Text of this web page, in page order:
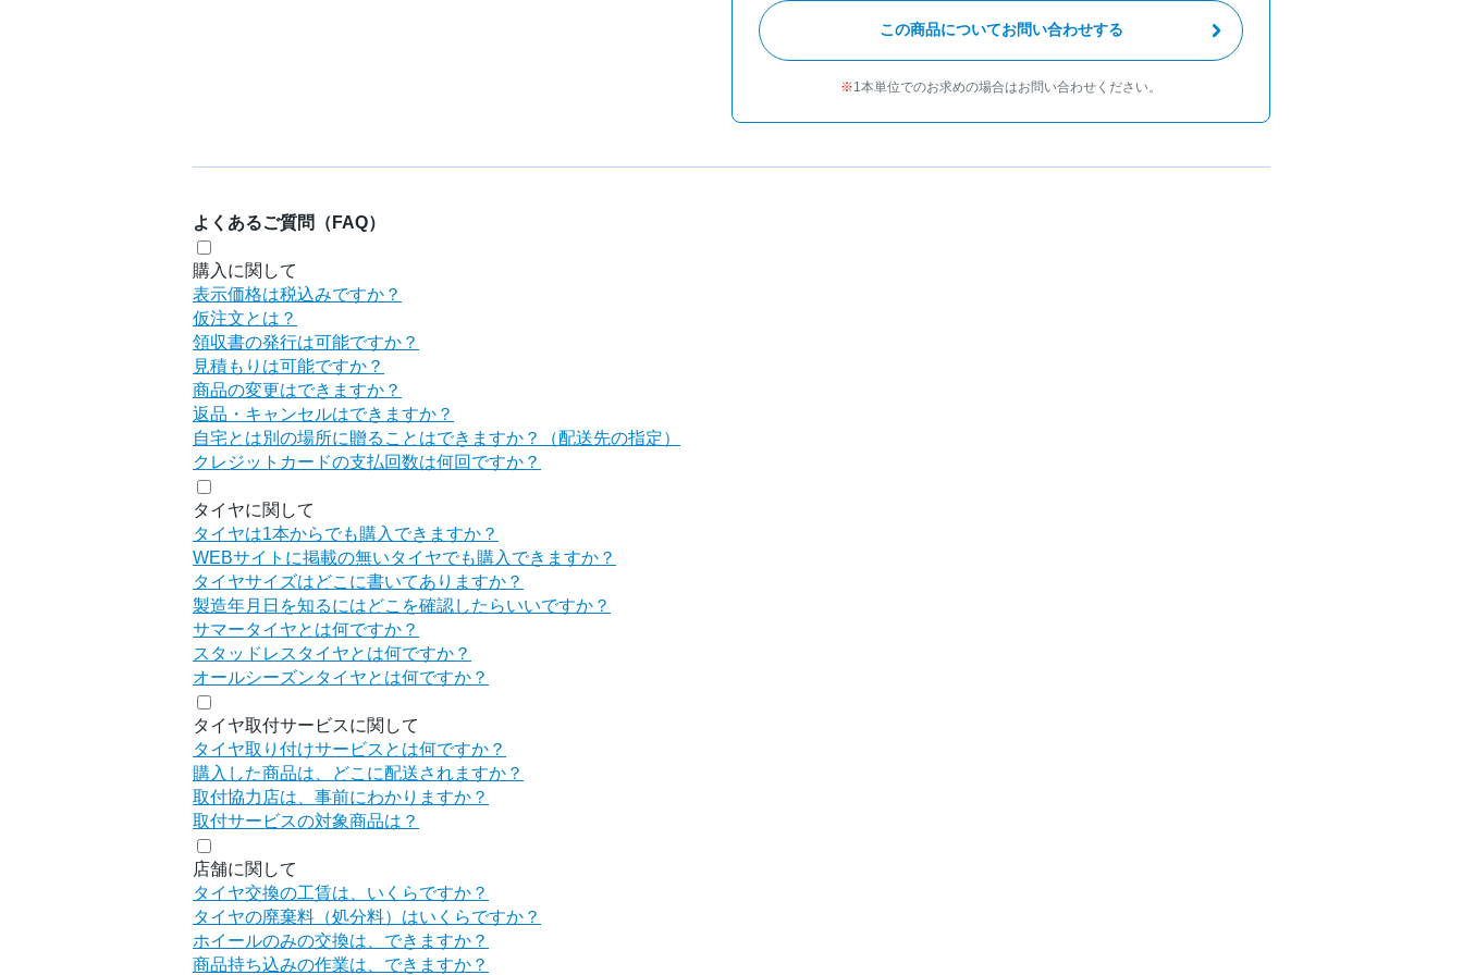
この商品についてお問い合わせする
1本単位でのお求めの場合はお問い合わせください。
よくあるご質問（FAQ）
購入に関して
表示価格は税込みですか？
仮注文とは？
領収書の発行は可能ですか？
見積もりは可能ですか？
商品の変更はできますか？
返品・キャンセルはできますか？
自宅とは別の場所に贈ることはできますか？（配送先の指定）
クレジットカードの支払回数は何回ですか？
タイヤに関して
タイヤは1本からでも購入できますか？
WEBサイトに掲載の無いタイヤでも購入できますか？
タイヤサイズはどこに書いてありますか？
製造年月日を知るにはどこを確認したらいいですか？
サマータイヤとは何ですか？
スタッドレスタイヤとは何ですか？
オールシーズンタイヤとは何ですか？
タイヤ取付サービスに関して
タイヤ取り付けサービスとは何ですか？
購入した商品は、どこに配送されますか？
取付協力店は、事前にわかりますか？
取付サービスの対象商品は？
店舗に関して
タイヤ交換の工賃は、いくらですか？
タイヤの廃棄料（処分料）はいくらですか？
ホイールのみの交換は、できますか？
商品持ち込みの作業は、できますか？